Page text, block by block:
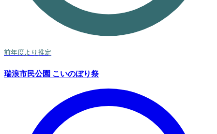
前年度より推定
瑞浪市民公園 こいのぼり祭